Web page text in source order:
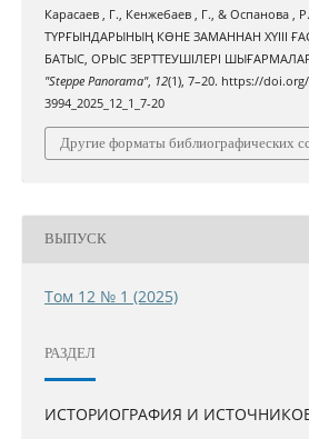
Карасаев , Г., Кенжебаев , Г., & Оспанова ,
ТҮРҒЫНДАРЫНЫҢ КӨНЕ ЗАМАННАН ХҮІІІ
БАТЫС, ОРЫС ЗЕРТТЕУШІЛЕРІ
"Steppe Panorama", 12(1), 7–20. https://
3994_2025_12_1_7-20
Другие форматы библиографических
ВЫПУСК
Том 12 № 1 (2025)
РАЗДЕЛ
ИСТОРИОГРАФИЯ И